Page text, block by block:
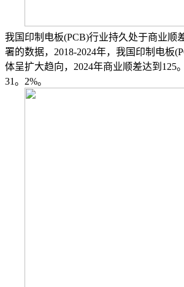
我国印制电板(PCB)行业持久处于商业顺
署的数据，2018-2024年，我国印制电板
体呈扩大趋向，2024年商业顺差达到125
31。2%。